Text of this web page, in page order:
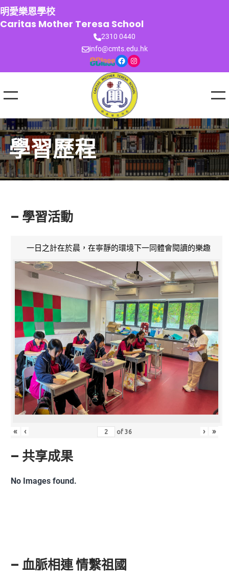
跳
至
主
明愛樂恩學校
Caritas Mother Teresa School
2310 0440
info@cmts.edu.hk
Facebook Instagram
學習歷程
– 學習活動
一日之計在於晨，在寧靜的環境下一同體會閱讀的樂趣
« ‹ of 36 › »
– 共享成果
No Images found.
– 血脈相連 情繫祖國